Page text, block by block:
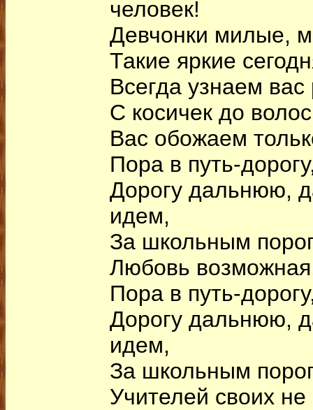
человек!
Девчонки милые,
Такие яркие
Всегда узнаем
С косичек до
Вас обожаем
Пора в путь-
Дорогу дальнюю,
идем,
За школьным
Любовь
Пора в путь-
Дорогу дальнюю,
идем,
За школьным
Учителей своих